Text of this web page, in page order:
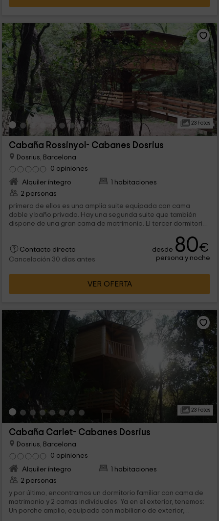
23 Fotos
Cabaña Rossinyol- Cabanes Dosrius
Dosrius, Barcelona
0 opiniones
Alquiler íntegro
1 habitaciones
2 personas
primero de ellos es una amplia suite equipada con cama
doble y baño privado. Hay una segunda suite que también
dispone de una gran cama de matrimonio. El tercer dormitorio
Contacto directo
Cancelación 30 días antes
desde 80€
persona y noche
VER OFERTA
23 Fotos
Cabaña Carlet- Cabanes Dosrius
Dosrius, Barcelona
0 opiniones
Alquiler íntegro
1 habitaciones
2 personas
y por último, encontramos un dormitorio familiar con cama de
matrimonio y 2 camas individuales. Ya en el exterior, tenemos:
Un porche amplio, equipado con mobiliario de exterior,